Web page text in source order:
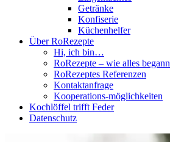
Getränke
Konfiserie
Küchenhelfer
Über RoRezepte
Hi, ich bin…
RoRezepte – wie alles begann
RoRezeptes Referenzen
Kontaktanfrage
Kooperations-möglichkeiten
Kochlöffel trifft Feder
Datenschutz